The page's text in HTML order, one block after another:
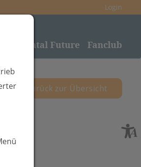
Login
Rheintal Future Fanclub
zurück zur Übersicht